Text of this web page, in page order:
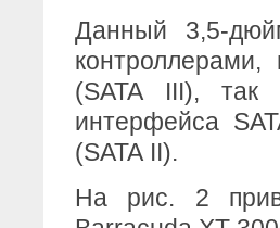
Данный 3,5-
(SATA III), так
интерфейса
(SATA II).
На рис. 2